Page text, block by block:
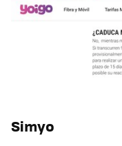
Simyo